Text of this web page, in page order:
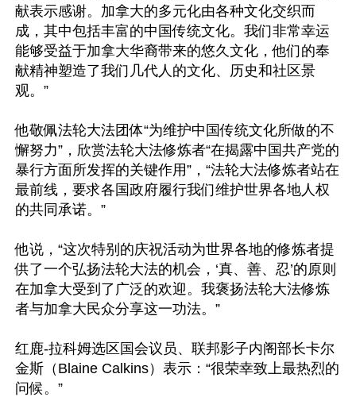
献表示感谢。加拿大的多元化由各种文化交织而
成，其中包括丰富的中国传统文化。我们非常幸运
能够受益于加拿大华裔带来的悠久文化，他们的奉
献精神塑造了我们几代人的文化、历史和社区景
观。”
他敬佩法轮大法团体“为维护中国传统文化所做的不
懈努力”，欣赏法轮大法修炼者“在揭露中国共产党的
暴行方面所发挥的关键作用”，“法轮大法修炼者站在
最前线，要求各国政府履行我们维护世界各地人权
的共同承诺。”
他说，“这次特别的庆祝活动为世界各地的修炼者提
供了一个弘扬法轮大法的机会，‘真、善、忍’的原则
在加拿大受到了广泛的欢迎。我褒扬法轮大法修炼
者与加拿大民众分享这一功法。”
红鹿-拉科姆选区国会议员、联邦影子内阁部长卡尔
金斯（Blaine Calkins）表示：“很荣幸致上最热烈的
问候。”